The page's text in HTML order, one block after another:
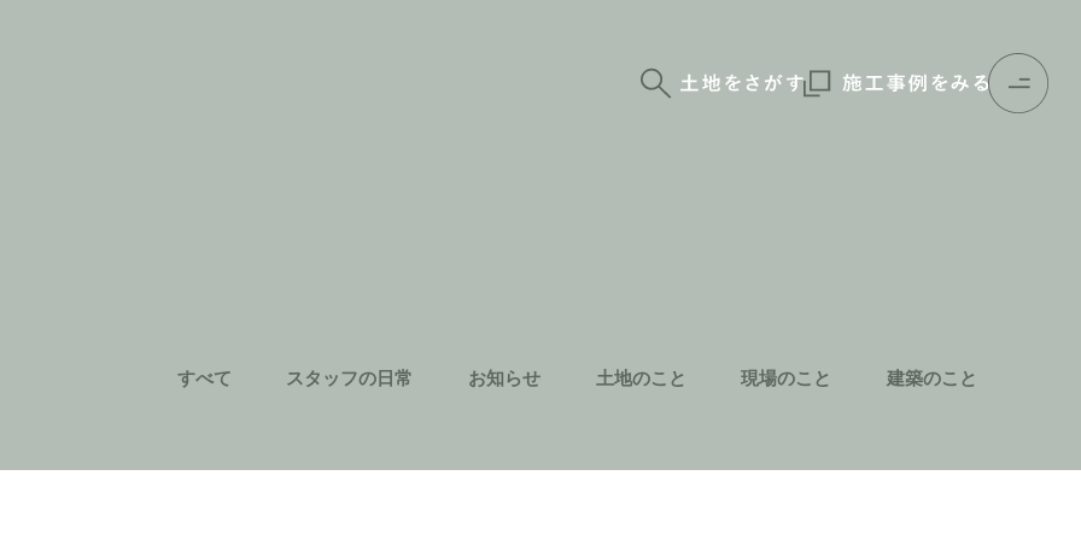
すべて スタッフの日常 お知らせ 土地のこと 現場のこと 建築のこと